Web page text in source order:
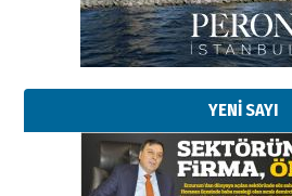
YENİ SAYI